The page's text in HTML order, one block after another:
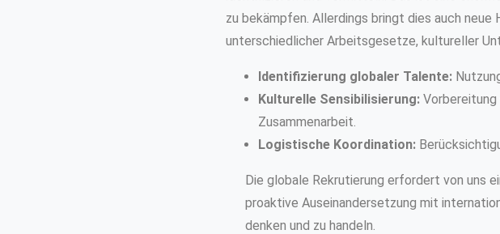
zu bekämpfen. Allerdings bringt dies auch
unterschiedlicher Arbeitsgesetze, kultureller
Identifizierung globaler Talente:
Kulturelle Sensibilisierung:Vorbereitung
Zusammenarbeit.
Logistische Koordination:
Die globale Rekrutierung erfordert von uns
proaktive Auseinandersetzung mit
denken und zu handeln.